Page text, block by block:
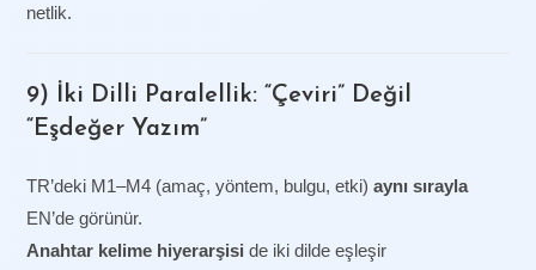
netlik.
9) İki Dilli Paralellik: “Çeviri” Değil
“Eşdeğer Yazım”
TR’deki M1–M4 (amaç, yöntem, bulgu, etki)aynı sırayla
EN’de görünür.
Anahtar kelime hiyerarşisi de iki dilde eşleşir